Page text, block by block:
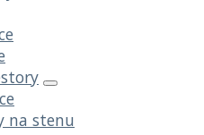
na stenu